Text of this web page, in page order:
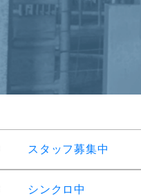
スタッフ募集中
シンクロ中